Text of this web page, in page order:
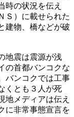
時の状況を伝え
Ｓ）に載せられた
建物、橋などが破
地震は震源が浅
の首都バンコクな
バンコクでは工事
くとも３人が死
地メディアは伝え
に非常事態宣言を